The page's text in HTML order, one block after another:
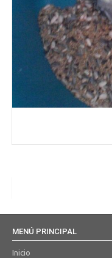
MENÚ PRINCIPAL
Inicio